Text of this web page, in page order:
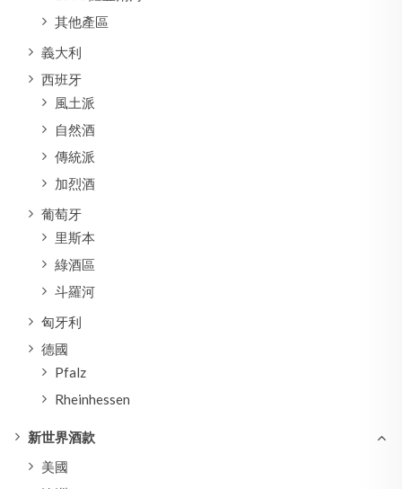
其他產區
義大利
西班牙
風土派
自然酒
傳統派
加烈酒
葡萄牙
里斯本
綠酒區
斗羅河
匈牙利
德國
Pfalz
Rheinhessen
新世界酒款
美國